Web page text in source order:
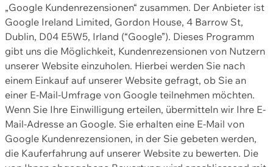
„Google Kundenrezensionen“ zusammen. Der Anbieter ist
Google Ireland Limited, Gordon House, 4 Barrow St,
Dublin, D04 E5W5, Irland (“Google”). Dieses Programm
gibt uns die Möglichkeit, Kundenrezensionen von Nutzern
unserer Website einzuholen. Hierbei werden Sie nach
einem Einkauf auf unserer Website gefragt, ob Sie an
einer E-Mail-Umfrage von Google teilnehmen möchten.
Wenn Sie Ihre Einwilligung erteilen, übermitteln wir Ihre E-
Mail-Adresse an Google. Sie erhalten eine E-Mail von
Google Kundenrezensionen, in der Sie gebeten werden,
die Kauferfahrung auf unserer Website zu bewerten. Die